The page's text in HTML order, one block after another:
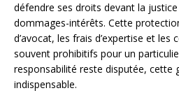
défendre ses droits devant la
dommages-intérêts. Cette
d’avocat, les frais d’expertise et les
souvent prohibitifs pour un
responsabilité reste disputée, cette
indispensable.